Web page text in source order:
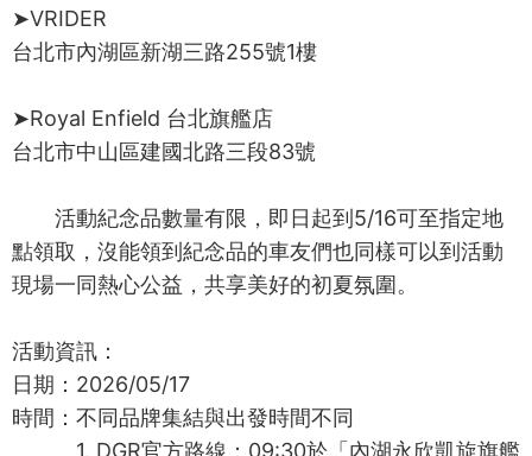
➤VRIDER
台北市內湖區新湖三路255號1樓
➤Royal Enfield 台北旗艦店
台北市中山區建國北路三段83號
活動紀念品數量有限，即日起到5/16可至指定地
點領取，沒能領到紀念品的車友們也同樣可以到活動
現場一同熱心公益，共享美好的初夏氛圍。
活動資訊：
日期：2026/05/17
時間：不同品牌集結與出發時間不同